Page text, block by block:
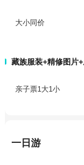
大小同价
藏族服装+精修图片
亲子票1大1小
一日游